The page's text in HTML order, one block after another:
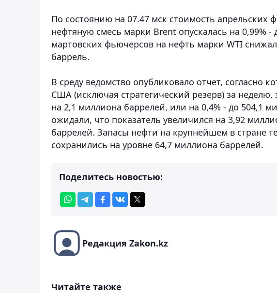
По состоянию на 07.47 мск стоимость апрельских
нефтяную смесь марки Brent опускалась на 0,99% -
мартовских фьючерсов на нефть марки WTI
баррель.
В среду ведомство опубликовало отчет, согласно
США (исключая стратегический резерв) за
на 2,1 миллиона баррелей, или на 0,4% - до 504,1
ожидали, что показатель увеличился на 3,92
баррелей. Запасы нефти на крупнейшем в стране
сохранились на уровне 64,7 миллиона баррелей.
Поделитесь новостью:
Редакция Zakon.kz
Читайте также